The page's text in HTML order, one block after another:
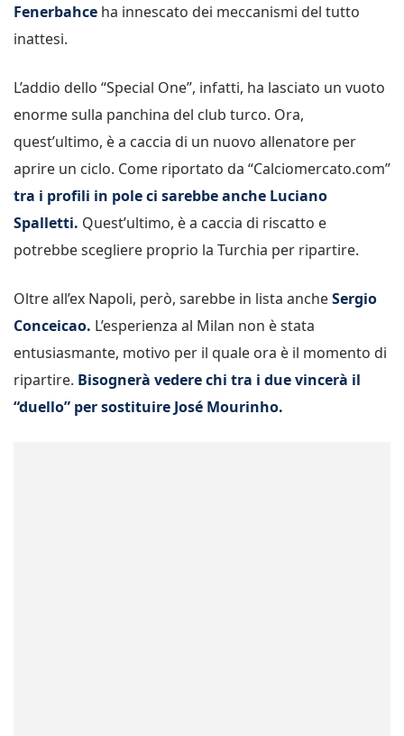
Fenerbahce ha innescato dei meccanismi del tutto
inattesi.
L’addio dello “Special One”, infatti, ha lasciato un vuoto
enorme sulla panchina del club turco. Ora,
quest’ultimo, è a caccia di un nuovo allenatore per
aprire un ciclo. Come riportato da “Calciomercato.com”
tra i profili in pole ci sarebbe anche Luciano
Spalletti. Quest’ultimo, è a caccia di riscatto e
potrebbe scegliere proprio la Turchia per ripartire.
Oltre all’ex Napoli, però, sarebbe in lista ancheSergio
Conceicao. L’esperienza al Milan non è stata
entusiasmante, motivo per il quale ora è il momento di
ripartire. Bisognerà vedere chi tra i due vincerà il
“duello” per sostituire José Mourinho.